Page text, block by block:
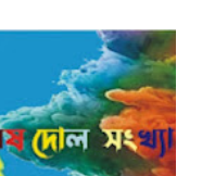
‎নবীনচন্দ্র সেন বহু কাব্য
'রঙ্গমতী', 'খ্রীষ্ট', ...